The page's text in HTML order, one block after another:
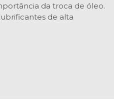
da troca de óleo.
de alta